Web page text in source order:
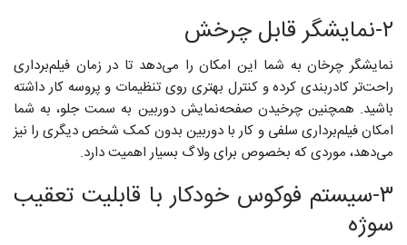
۲-نمایشگر قابل چرخش
نمایشگر چرخان به شما این امکان را می‌دهد تا در زمان فیلم‌برداری
راحت‌تر کادربندی کرده و کنترل بهتری روی تنظیمات و پروسه کار داشته
باشید. همچنین چرخیدن صفحه‌نمایش دوربین به سمت جلو، به شما
امکان فیلم‌برداری سلفی و کار با دوربین بدون کمک شخص دیگری را نیز
می‌دهد، موردی که بخصوص برای ولاگ بسیار اهمیت دارد.
۳-سیستم فوکوس خودکار با قابلیت تعقیب
سوژه